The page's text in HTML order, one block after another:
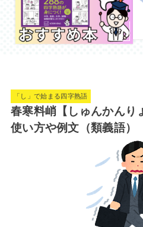
「し」で始まる四字熟語
春寒料峭【しゅんかんり
使い方や例文（類義語）